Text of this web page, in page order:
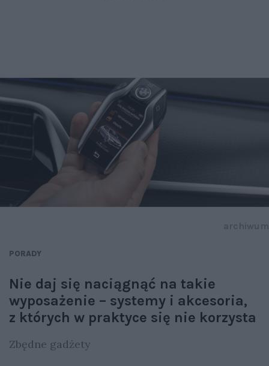
PORADY
Nie daj się naciągnąć na takie
wyposażenie – systemy i akcesoria,
z których w praktyce się nie korzysta
Zbędne gadżety